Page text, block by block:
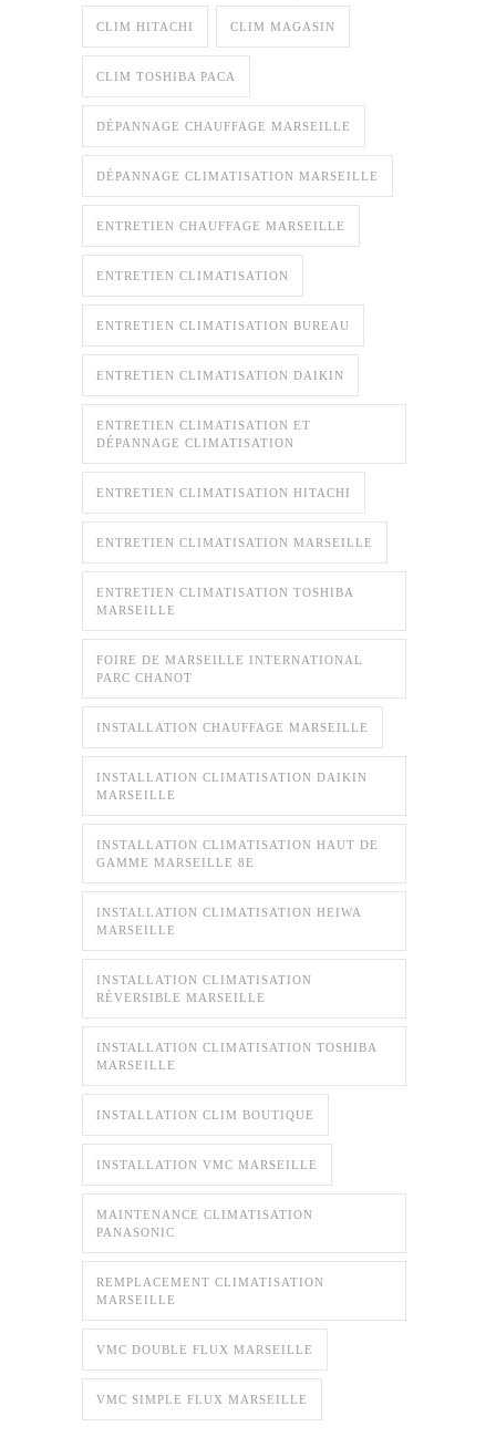
CLIM HITACHI CLIM MAGASIN
CLIM TOSHIBA PACA
DÉPANNAGE CHAUFFAGE MARSEILLE
DÉPANNAGE CLIMATISATION MARSEILLE
ENTRETIEN CHAUFFAGE MARSEILLE
ENTRETIEN CLIMATISATION
ENTRETIEN CLIMATISATION BUREAU
ENTRETIEN CLIMATISATION DAIKIN
ENTRETIEN CLIMATISATION ET
DÉPANNAGE CLIMATISATION
ENTRETIEN CLIMATISATION HITACHI
ENTRETIEN CLIMATISATION MARSEILLE
ENTRETIEN CLIMATISATION TOSHIBA
MARSEILLE
FOIRE DE MARSEILLE INTERNATIONAL
PARC CHANOT
INSTALLATION CHAUFFAGE MARSEILLE
INSTALLATION CLIMATISATION DAIKIN
MARSEILLE
INSTALLATION CLIMATISATION HAUT DE
GAMME MARSEILLE 8E
INSTALLATION CLIMATISATION HEIWA
MARSEILLE
INSTALLATION CLIMATISATION
RÉVERSIBLE MARSEILLE
INSTALLATION CLIMATISATION TOSHIBA
MARSEILLE
INSTALLATION CLIM BOUTIQUE
INSTALLATION VMC MARSEILLE
MAINTENANCE CLIMATISATION
PANASONIC
REMPLACEMENT CLIMATISATION
MARSEILLE
VMC DOUBLE FLUX MARSEILLE
VMC SIMPLE FLUX MARSEILLE